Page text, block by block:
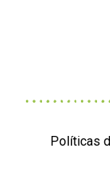
Políticas